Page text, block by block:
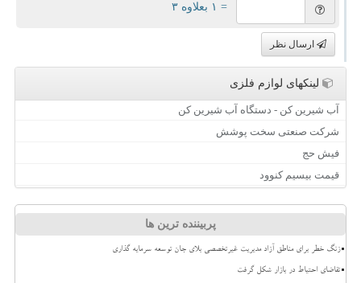
= ۱ بعلاوه ۳
ارسال نظر
لینکهای لوازم فلزی
آب شیرین کن - دستگاه آب شیرین کن
شرکت صنعتی سخت پوشش
فیش حج
قیمت بیسیم کنوود
پربیننده ترین ها
زنگ خطر برای مناطق آزاد مدیریت غیرتخصصی بلای جان توسعه سرمایه گذاری
تقاضای احتیاط در بازار شکل گرفت